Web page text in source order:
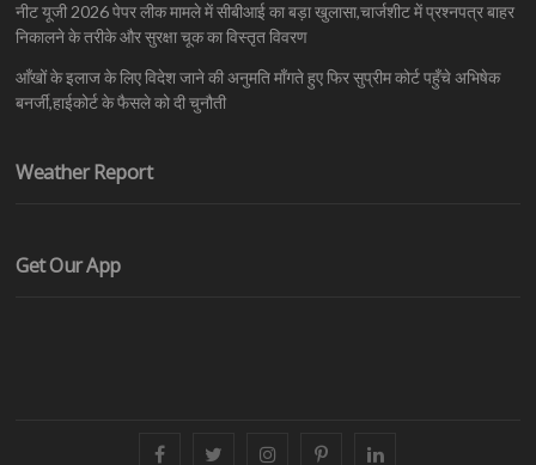
नीट यूजी 2026 पेपर लीक मामले में सीबीआई का बड़ा खुलासा,चार्जशीट में प्रश्नपत्र बाहर
निकालने के तरीके और सुरक्षा चूक का विस्तृत विवरण
आँखों के इलाज के लिए विदेश जाने की अनुमति माँगते हुए फिर सुप्रीम कोर्ट पहुँचे अभिषेक
बनर्जी,हाईकोर्ट के फैसले को दी चुनौती
Weather Report
Get Our App
facebook twitter instagrampinterestlinkedin